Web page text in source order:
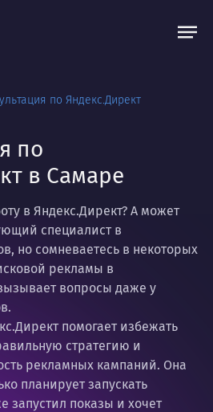
по Яндекс.Директ
по
в Самаре
в Яндекс.Директ? А может
специалист в
но сомневаетесь в некоторых
рекламы в
вопросы даже у
помогает избежать
стратегию и
рекламных кампаний. Она
планирует запускать
запустил показы и хочет